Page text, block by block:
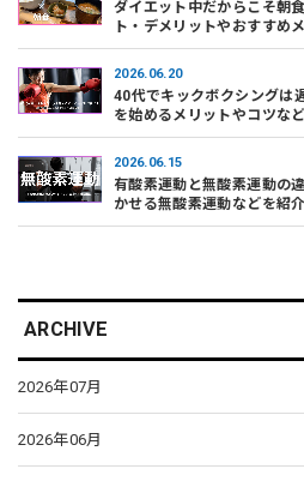
ダイエット中だからこそ朝
ト・デメリットやおすすめ
2026.06.20
40代でキックボクシングは
を始めるメリットやコツな
2026.06.15
有酸素運動と無酸素運動の
かせる無酸素運動などを紹介
ARCHIVE
2026年07月
2026年06月